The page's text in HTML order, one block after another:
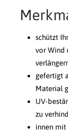
schützt
vor Wind
gefertigt
Material
UV-
zu
innen mit